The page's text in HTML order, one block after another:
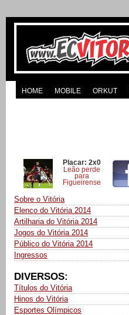
HOME MOBILE ORKUT
Placar: 2x0
Leão perde
para
Figueirense
Sobre o Vitória
Elenco do Vitória 2014
Artilharia do Vitória 2014
Jogos do Vitória 2014
Público do Vitória 2014
Ingressos
DIVERSOS:
Títulos do Vitória
Hinos do Vitória
Esportes Olímpicos